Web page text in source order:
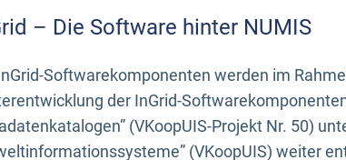
– Die Software hinter NUMIS
Softwarekomponenten werden im
der InGrid-
(VKoopUIS-Projekt Nr. 50)
(VKoopUIS) weiter